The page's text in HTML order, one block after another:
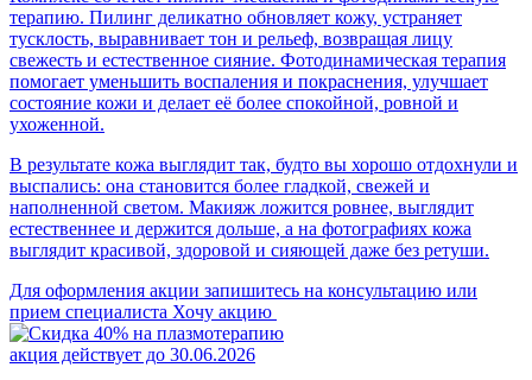
терапию. Пилинг деликатно обновляет кожу, устраняет
тусклость, выравнивает тон и рельеф, возвращая лицу
свежесть и естественное сияние. Фотодинамическая терапия
помогает уменьшить воспаления и покраснения, улучшает
состояние кожи и делает её более спокойной, ровной и
ухоженной.
В результате кожа выглядит так, будто вы хорошо отдохнули и
выспались: она становится более гладкой, свежей и
наполненной светом. Макияж ложится ровнее, выглядит
естественнее и держится дольше, а на фотографиях кожа
выглядит красивой, здоровой и сияющей даже без ретуши.
Для оформления акции запишитесь на консультацию или
прием специалиста Хочу акцию
акция действует до 30.06.2026